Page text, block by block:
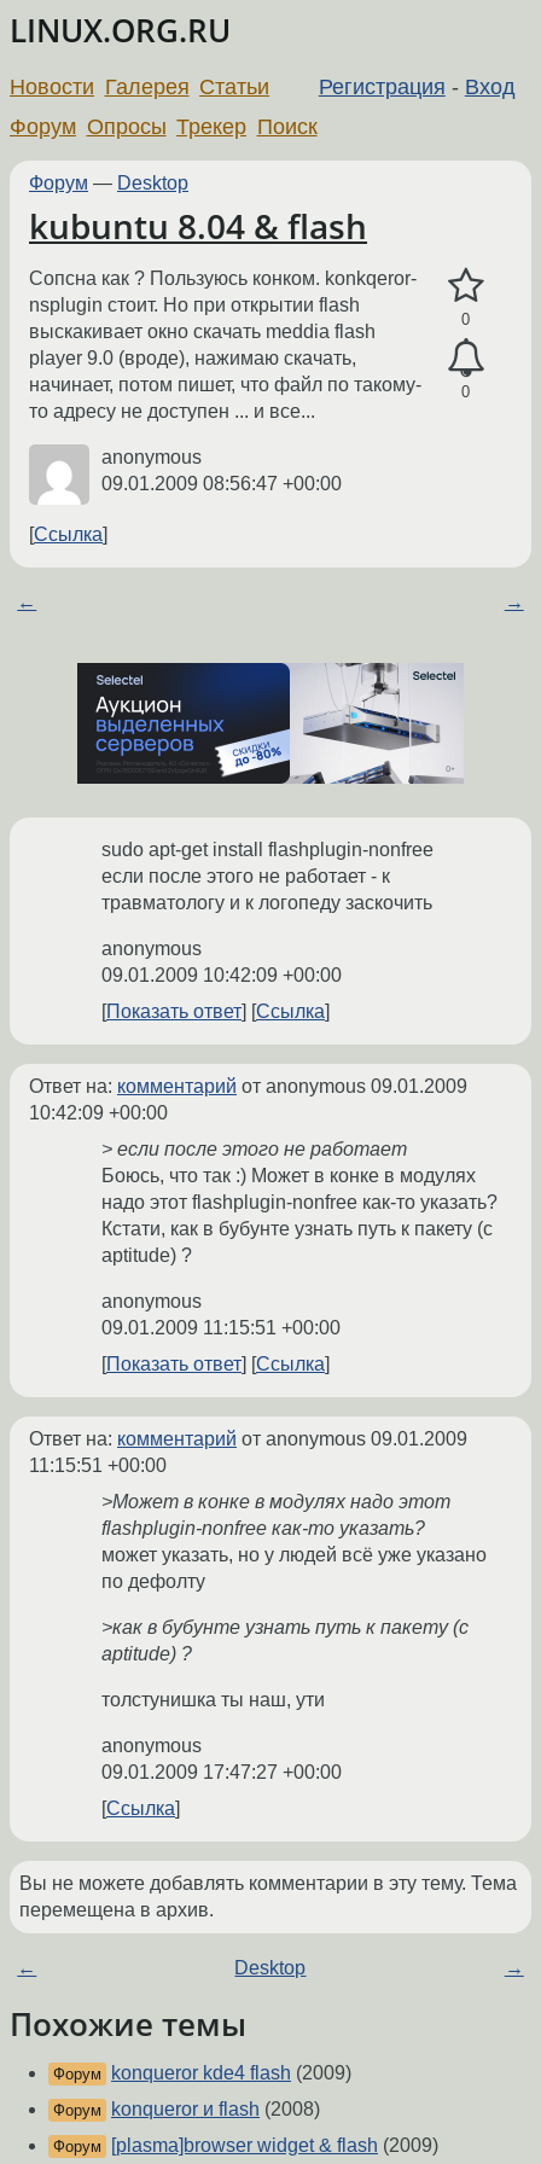
LINUX.ORG.RU
Регистрация - Вход
Новости Галерея Статьи
Форум Опросы Трекер Поиск
Форум — Desktop
kubuntu 8.04 & flash
0
0
Сопсна как ? Пользуюсь конком. konkqeror-
nsplugin стоит. Но при открытии flash
выскакивает окно скачать meddia flash
player 9.0 (вроде), нажимаю скачать,
начинает, потом пишет, что файл по такому-
то адресу не доступен ... и все...
anonymous
09.01.2009 08:56:47 +00:00
Ссылка
← →
sudo apt-get install flashplugin-nonfree
если после этого не работает - к
травматологу и к логопеду заскочить
anonymous
09.01.2009 10:42:09 +00:00
Показать ответ
Ссылка
Ответ на: комментарий от anonymous 09.01.2009
10:42:09 +00:00
> если после этого не работает
Боюсь, что так :) Может в конке в модулях
надо этот flashplugin-nonfree как-то указать?
Кстати, как в бубунте узнать путь к пакету (с
aptitude) ?
anonymous
09.01.2009 11:15:51 +00:00
Показать ответ
Ссылка
Ответ на: комментарий от anonymous 09.01.2009
11:15:51 +00:00
>Может в конке в модулях надо этот
flashplugin-nonfree как-то указать?
может указать, но у людей всё уже указано
по дефолту
>как в бубунте узнать путь к пакету (с
aptitude) ?
толстунишка ты наш, ути
anonymous
09.01.2009 17:47:27 +00:00
Ссылка
Вы не можете добавлять комментарии в эту тему. Тема
перемещена в архив.
← Desktop →
Похожие темы
Форум konqueror kde4 flash (2009)
Форум konqueror и flash (2008)
Форум [plasma]browser widget & flash (2009)